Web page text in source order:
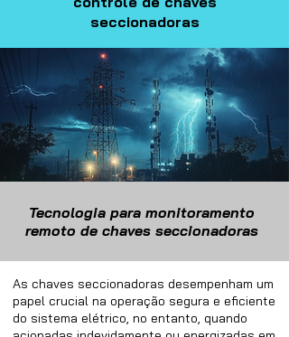
seccionadoras
Tecnologia para monitoramento
remoto de chaves seccionadoras
As chaves seccionadoras desempenham um
papel crucial na operação segura e eficiente
do sistema elétrico, no entanto, quando